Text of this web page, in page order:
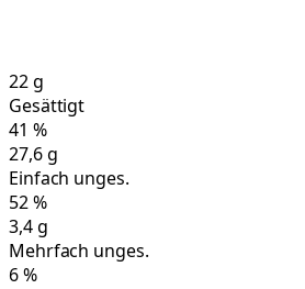
22g
Gesättigt
41 %
27,6g
Einfach unges.
52%
3,4g
Mehrfach unges.
6%